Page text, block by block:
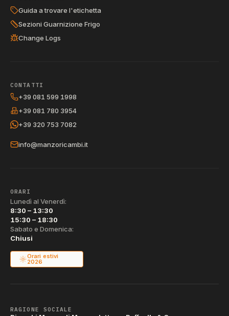
Guida a trovare l'etichetta
Sezioni Guarnizione Frigo
Change Logs
CONTATTI
+39 081 599 1998
+39 081 780 3954
+39 320 753 7082
info@manzoricambi.it
ORARI
Lunedì al Venerdì:
8:30 – 13:30
15:30 – 18:30
Sabato e Domenica:
Chiusi
Orari estivi
2026
RAGIONE SOCIALE